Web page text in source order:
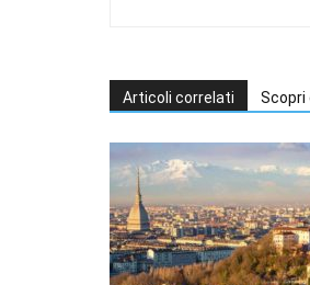
Articoli correlati Scopri